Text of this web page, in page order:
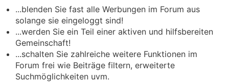
...blenden Sie fast alle Werbungen im Forum aus
solange sie eingeloggt sind!
...werden Sie ein Teil einer aktiven und hilfsbereiten
Gemeinschaft!
...schalten Sie zahlreiche weitere Funktionen im
Forum frei wie Beiträge filtern, erweiterte
Suchmöglichkeiten uvm.